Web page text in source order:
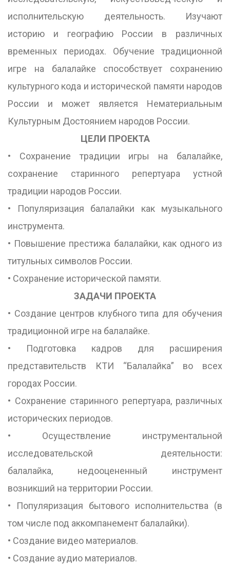
исполнительскую деятельность. Изучают
историю и географию России в различных
временных периодах. Обучение традиционной
игре на балалайке способствует сохранению
культурного кода и исторической памяти народов
России и может является Нематериальным
Культурным Достоянием народов России.
ЦЕЛИ ПРОЕКТА
• Сохранение традиции игры на балалайке,
сохранение старинного репертуара устной
традиции народов России.
• Популяризация балалайки как музыкального
инструмента.
• Повышение престижа балалайки, как одного из
титульных символов России.
• Сохранение исторической памяти.
ЗАДАЧИ ПРОЕКТА
• Создание центров клубного типа для обучения
традиционной игре на балалайке.
• Подготовка кадров для расширения
представительств КТИ “Балалайка” во всех
городах России.
• Сохранение старинного репертуара, различных
исторических периодов.
• Осуществление инструментальной
исследовательской деятельности:
балалайка, недооцененный инструмент
возникший на территории России.
• Популяризация бытового исполнительства (в
том числе под аккомпанемент балалайки).
• Создание видео материалов.
• Создание аудио материалов.